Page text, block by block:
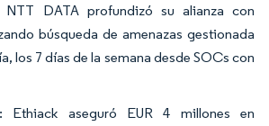
NTT DATA profundizó su alianza con
búsqueda de amenazas gestionada
los 7 días de la semana desde SOCs con
Ethiack aseguró EUR 4 millones en